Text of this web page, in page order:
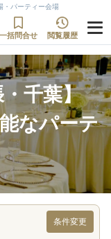
・パーティー会場
一括問合せ 閲覧履歴
千葉】
なパーテ
条件変更